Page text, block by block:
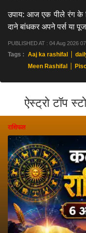
उपाय: आज एक पीले रंग के
दाने बांधकर अपने पर्स या
PUBLISHED AT : 04 Aug 2026
Tags : Aaj ka rashifal
Meen Rashifal
ऐस्ट्रो टॉप
राशिफल